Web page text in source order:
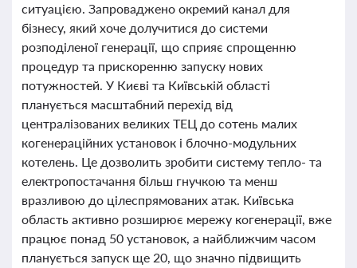
ситуацією. Запроваджено окремий канал для
бізнесу, який хоче долучитися до системи
розподіленої генерації, що сприяє спрощенню
процедур та прискоренню запуску нових
потужностей. У Києві та Київській області
планується масштабний перехід від
централізованих великих ТЕЦ до сотень малих
когенераційних установок і блочно-модульних
котелень. Це дозволить зробити систему тепло- та
електропостачання більш гнучкою та менш
вразливою до цілеспрямованих атак. Київська
область активно розширює мережу когенерації, вже
працює понад 50 установок, а найближчим часом
планується запуск ще 20, що значно підвищить